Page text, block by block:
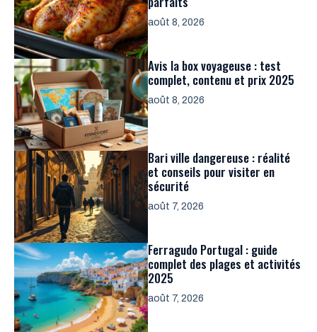
août 8, 2026
Avis la box voyageuse : test
complet, contenu et prix 2025
août 8, 2026
Bari ville dangereuse : réalité
et conseils pour visiter en
sécurité
août 7, 2026
Ferragudo Portugal : guide
complet des plages et activités
2025
août 7, 2026